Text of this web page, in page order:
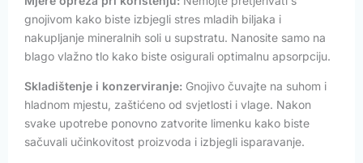
gnojivom kako biste izbjegli stres mladih biljaka i
nakupljanje mineralnih soli u supstratu. Nanosite samo na
blago vlažno tlo kako biste osigurali optimalnu apsorpciju.
Skladištenje i konzerviranje: Gnojivo čuvajte na suhom i
hladnom mjestu, zaštićeno od svjetlosti i vlage. Nakon
svake upotrebe ponovno zatvorite limenku kako biste
sačuvali učinkovitost proizvoda i izbjegli isparavanje.